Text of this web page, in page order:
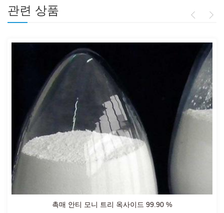
관련 상품
촉매 안티 모니 트리 옥사이드 99.90 %